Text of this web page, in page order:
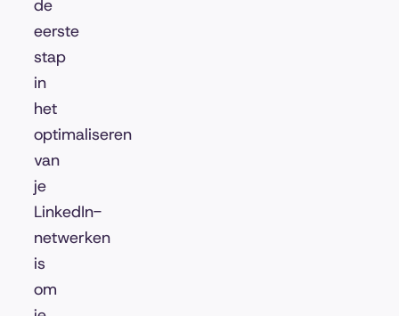
de
eerste
stap
in
het
optimaliseren
van
je
LinkedIn-
netwerken
is
om